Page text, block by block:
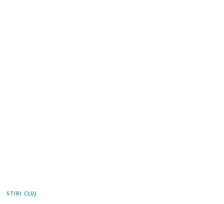
STIRI CLUJ